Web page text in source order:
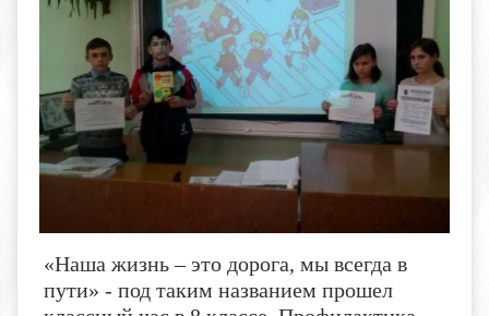
«Наша жизнь – это дорога, мы всегда в
пути» - под таким названием прошел